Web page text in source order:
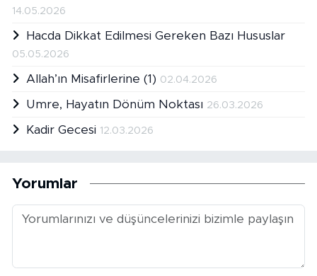
14.05.2026
Hacda Dikkat Edilmesi Gereken Bazı Hususlar
05.05.2026
Allah’ın Misafirlerine (1) 02.04.2026
Umre, Hayatın Dönüm Noktası 26.03.2026
Kadir Gecesi 12.03.2026
Yorumlar